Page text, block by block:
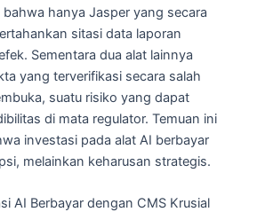
hanya Jasper yang secara
sitasi data laporan
Sementara dua alat lainnya
yang terverifikasi secara salah
suatu risiko yang dapat
di mata regulator. Temuan ini
investasi pada alat AI berbayar
melainkan keharusan strategis.
AI Berbayar dengan CMS Krusial